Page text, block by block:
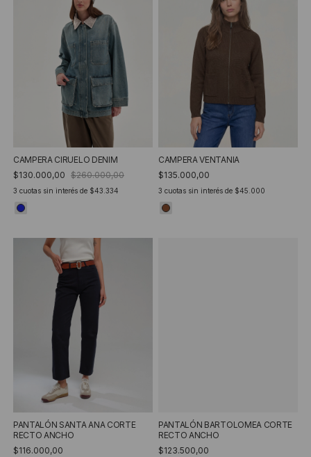
CAMPERA CIRUELO DENIM
$130.000,00 $260.000,00
3 cuotas sin interés de $43.334
CAMPERA VENTANIA
$135.000,00
3 cuotas sin interés de $45.000
PANTALÓN SANTA ANA CORTE
RECTO ANCHO
$116.000,00
PANTALÓN BARTOLOMEA CORTE
RECTO ANCHO
$123.500,00